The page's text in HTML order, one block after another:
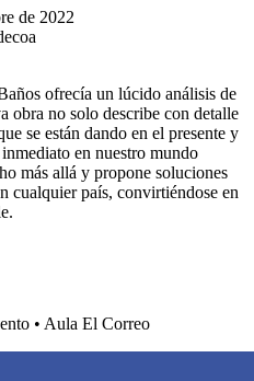
de 2022
ofrecía un lúcido análisis de
obra no solo describe con detalle
se están dando en el presente y
en nuestro mundo
más allá y propone soluciones
cualquier país, convirtiéndose en
• Aula El Correo